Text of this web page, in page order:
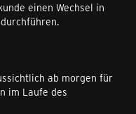
einen Wechsel in
ab morgen für
im Laufe des